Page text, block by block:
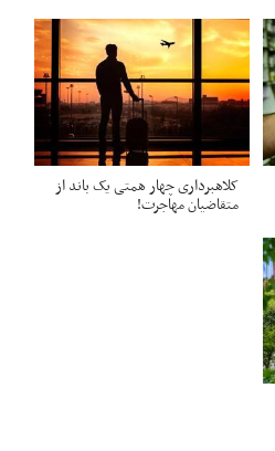
کلاهبرداری چهار همتی یک باند از
متقاضیان مهاجرت!